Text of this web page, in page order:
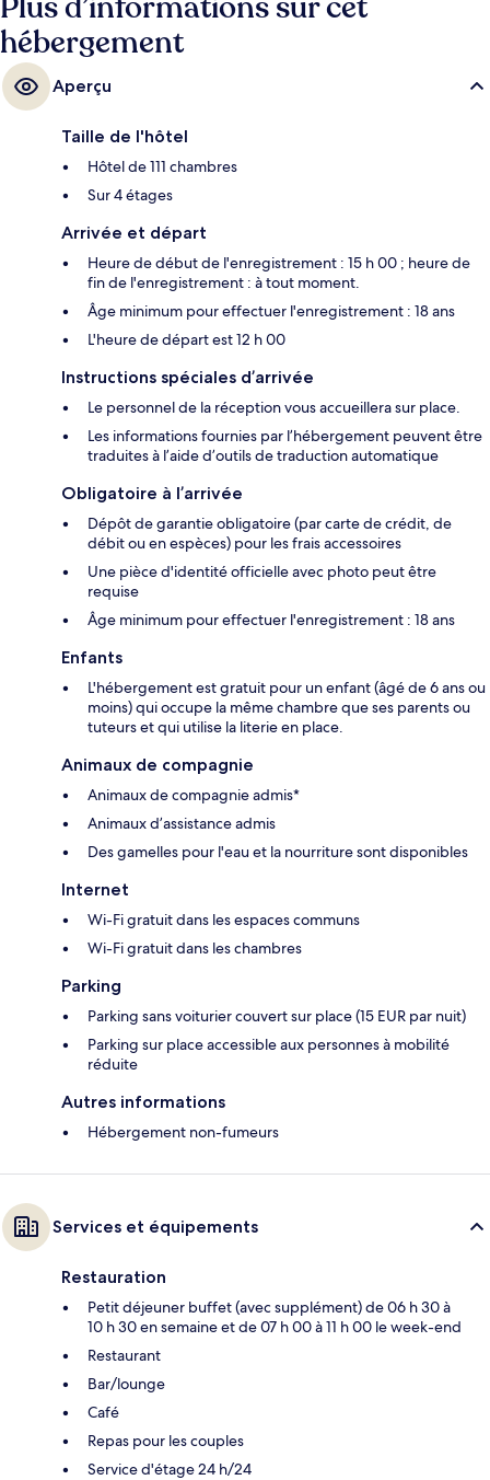
hébergement
Aperçu
Taille de l'hôtel
Hôtel de 111 chambres
Sur 4 étages
Arrivée et départ
Heure de début de l'enregistrement : 15 h 00 ; heure de
fin de l'enregistrement : à tout moment.
Âge minimum pour effectuer l'enregistrement : 18 ans
L'heure de départ est 12 h 00
Instructions spéciales d’arrivée
Le personnel de la réception vous accueillera sur place.
Les informations fournies par l’hébergement peuvent être
traduites à l’aide d’outils de traduction automatique
Obligatoire à l’arrivée
Dépôt de garantie obligatoire (par carte de crédit, de
débit ou en espèces) pour les frais accessoires
Une pièce d'identité officielle avec photo peut être
requise
Âge minimum pour effectuer l'enregistrement : 18 ans
Enfants
L'hébergement est gratuit pour un enfant (âgé de 6 ans ou
moins) qui occupe la même chambre que ses parents ou
tuteurs et qui utilise la literie en place.
Animaux de compagnie
Animaux de compagnie admis*
Animaux d’assistance admis
Des gamelles pour l'eau et la nourriture sont disponibles
Internet
Wi-Fi gratuit dans les espaces communs
Wi-Fi gratuit dans les chambres
Parking
Parking sans voiturier couvert sur place (15 EUR par nuit)
Parking sur place accessible aux personnes à mobilité
réduite
Autres informations
Hébergement non-fumeurs
Services et équipements
Restauration
Petit déjeuner buffet (avec supplément) de 06 h 30 à
10 h 30 en semaine et de 07 h 00 à 11 h 00 le week-end
Restaurant
Bar/lounge
Café
Repas pour les couples
Service d'étage 24 h/24